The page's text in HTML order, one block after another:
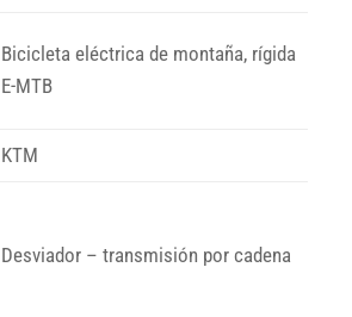
Bicicleta eléctrica de montaña, rígida
E-MTB
KTM
Desviador – transmisión por cadena